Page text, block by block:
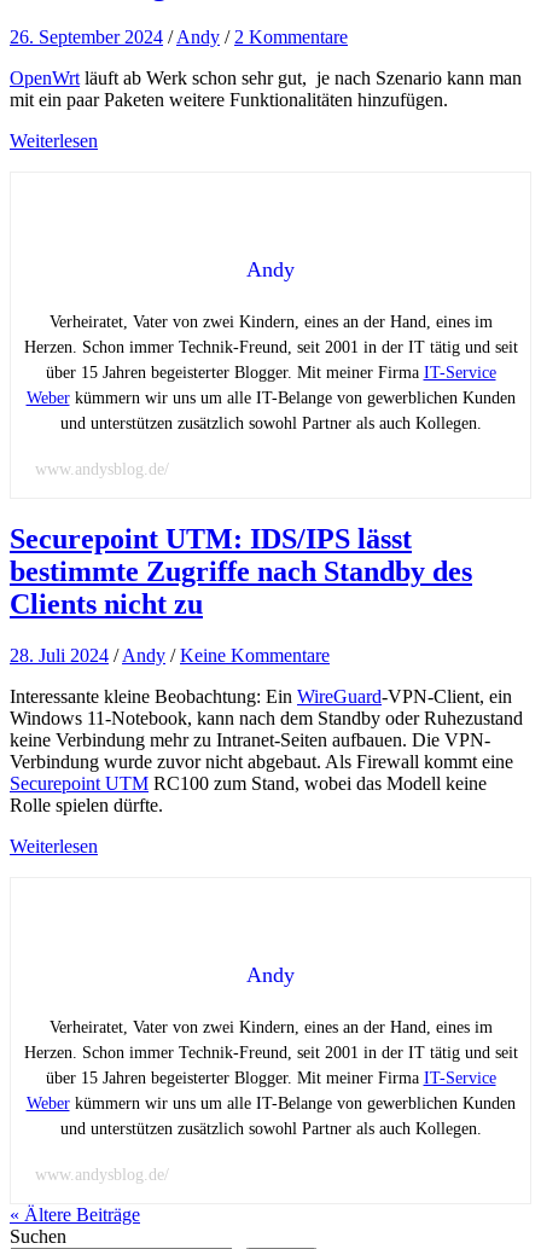
26. September 2024 /Andy / 2 Kommentare
OpenWrt läuft ab Werk schon sehr gut, je nach Szenario kann man
mit ein paar Paketen weitere Funktionalitäten hinzufügen.
Weiterlesen
Andy
Verheiratet, Vater von zwei Kindern, eines an der Hand, eines im
Herzen. Schon immer Technik-Freund, seit 2001 in der IT tätig und seit
über 15 Jahren begeisterter Blogger. Mit meiner Firma IT-Service
Weberkümmern wir uns um alle IT-Belange von gewerblichen Kunden
und unterstützen zusätzlich sowohl Partner als auch Kollegen.
www.andysblog.de/
Securepoint UTM: IDS/IPS lässt
bestimmte Zugriffe nach Standby des
Clients nicht zu
28. Juli 2024 /Andy /Keine Kommentare
Interessante kleine Beobachtung: Ein WireGuard-VPN-Client, ein
Windows 11-Notebook, kann nach dem Standby oder Ruhezustand
keine Verbindung mehr zu Intranet-Seiten aufbauen. Die VPN-
Verbindung wurde zuvor nicht abgebaut. Als Firewall kommt eine
Securepoint UTM RC100 zum Stand, wobei das Modell keine
Rolle spielen dürfte.
Weiterlesen
Andy
Verheiratet, Vater von zwei Kindern, eines an der Hand, eines im
Herzen. Schon immer Technik-Freund, seit 2001 in der IT tätig und seit
über 15 Jahren begeisterter Blogger. Mit meiner Firma IT-Service
Weberkümmern wir uns um alle IT-Belange von gewerblichen Kunden
und unterstützen zusätzlich sowohl Partner als auch Kollegen.
www.andysblog.de/
« Ältere Beiträge
Suchen